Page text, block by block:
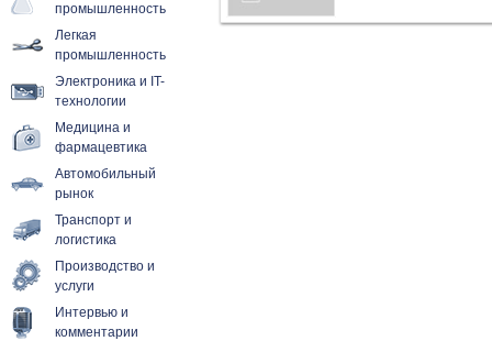
промышленность
Легкая
промышленность
Электроника и IT-
технологии
Медицина и
фармацевтика
Автомобильный
рынок
Транспорт и
логистика
Производство и
услуги
Интервью и
комментарии